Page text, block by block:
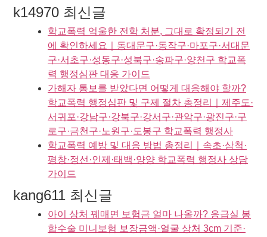
k14970 최신글
학교폭력 억울한 전학 처분, 그대로 확정되기 전
에 확인하세요｜동대문구·동작구·마포구·서대문
구·서초구·성동구·성북구·송파구·양천구 학교폭
력 행정심판 대응 가이드
가해자 통보를 받았다면 어떻게 대응해야 할까?
학교폭력 행정심판 및 구제 절차 총정리｜제주도·
서귀포·강남구·강북구·강서구·관악구·광진구·구
로구·금천구·노원구·도봉구 학교폭력 행정사
학교폭력 예방 및 대응 방법 총정리｜속초·삼척·
평창·정선·인제·태백·양양 학교폭력 행정사 상담
가이드
kang611 최신글
아이 상처 꿰매면 보험금 얼마 나올까? 응급실 봉
합수술 미니보험 보장금액·얼굴 상처 3cm 기준·